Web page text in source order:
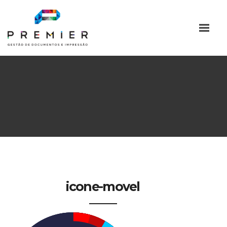
icone-movel